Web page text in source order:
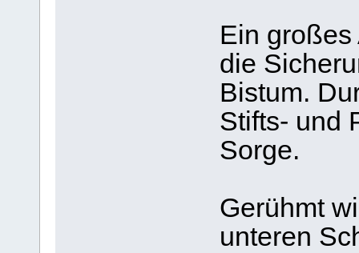
Ein
die
Bistum.
Stifts- und
Sorge.
Gerühmt
unteren